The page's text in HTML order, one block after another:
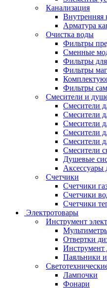
Канализация
Внутренняя
Арматура
Очистка воды
Фильтры
Сменные
Фильтры
Фильтры
Фильтры
Смесители и
Смесители
Смесители
Смесители
Смесители
Смесители
Смесители
Душевые
Аксессуары
Счетчики
Счетчики
Счетчики
Счетчики
Электротовары
Инструмент
Отвертки
Инструмент
Паяльники
Лампочки
Фонари